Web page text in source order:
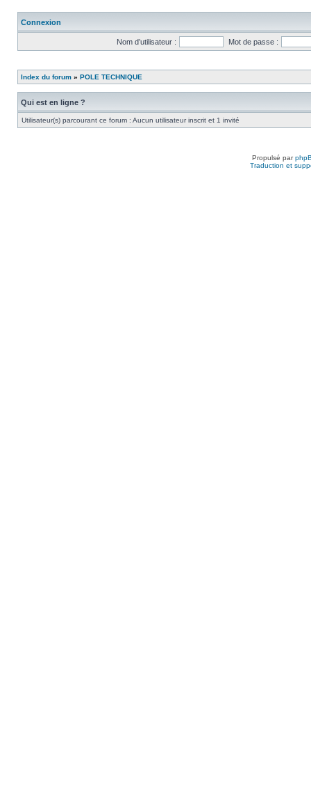
Connexion
Nom d’utilisateur : Mot de passe :
Index du forum » POLE TECHNIQUE
Qui est en ligne ?
Utilisateur(s) parcourant ce forum : Aucun utilisateur inscrit et 1 invité
Propulsé par
Traduction et